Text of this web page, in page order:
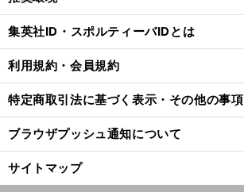
集英社ID・スポルティーバIDとは
利用規約・会員規約
特定商取引法に基づく表示・その他の事項
ブラウザプッシュ通知について
サイトマップ